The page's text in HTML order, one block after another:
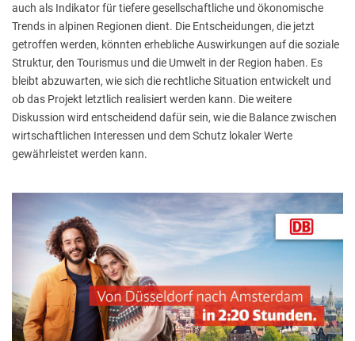
auch als Indikator für tiefere gesellschaftliche und ökonomische
Trends in alpinen Regionen dient. Die Entscheidungen, die jetzt
getroffen werden, könnten erhebliche Auswirkungen auf die soziale
Struktur, den Tourismus und die Umwelt in der Region haben. Es
bleibt abzuwarten, wie sich die rechtliche Situation entwickelt und
ob das Projekt letztlich realisiert werden kann. Die weitere
Diskussion wird entscheidend dafür sein, wie die Balance zwischen
wirtschaftlichen Interessen und dem Schutz lokaler Werte
gewährleistet werden kann.